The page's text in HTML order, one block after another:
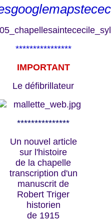
****************
IMPORTANT
Le défibrillateur
***************
Un nouvel article
sur l'histoire
de la chapelle
transcription d'un
manuscrit de
Robert Triger
historien
de 1915